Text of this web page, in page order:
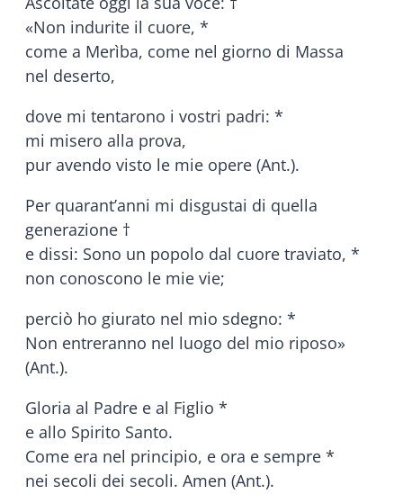
«Non indurite il cuore, *
come a Merìba, come nel giorno di Massa
nel deserto,
dove mi tentarono i vostri padri: *
mi misero alla prova,
pur avendo visto le mie opere (Ant.).
Per quarant’anni mi disgustai di quella
generazione †
e dissi: Sono un popolo dal cuore traviato, *
non conoscono le mie vie;
perciò ho giurato nel mio sdegno: *
Non entreranno nel luogo del mio riposo»
(Ant.).
Gloria al Padre e al Figlio *
e allo Spirito Santo.
Come era nel principio, e ora e sempre *
nei secoli dei secoli. Amen (Ant.).